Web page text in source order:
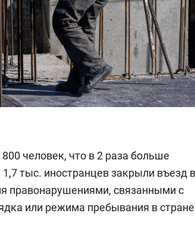
человек, что в 2 раза больше
тыс. иностранцев закрыли въезд в
правонарушениями, связанными с
или режима пребывания в